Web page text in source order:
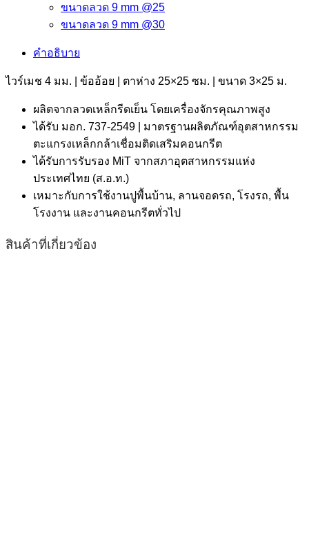
ขนาดลวด 9 mm @25
ขนาดลวด 9 mm @30
คำอธิบาย
ไวร์เมช 4 มม. | ข้ออ้อย | ตาห่าง 25×25 ซม. | ขนาด 3×25 ม.
ผลิตจากลวดเหล็กรีดเย็น โดยเครื่องจักรคุณภาพสูง
ได้รับ มอก. 737-2549 | มาตรฐานผลิตภัณฑ์อุตสาหกรรม
ตะแกรงเหล็กกล้าเชื่อมติดเสริมคอนกรีต
ได้รับการรับรอง MiT จากสภาอุตสาหกรรมแห่ง
ประเทศไทย (ส.อ.ท.)
เหมาะกับการใช้งานปูพื้นบ้าน, ลานจอดรถ, โรงรถ, พื้น
โรงงาน และงานคอนกรีตทั่วไป
สินค้าที่เกี่ยวข้อง